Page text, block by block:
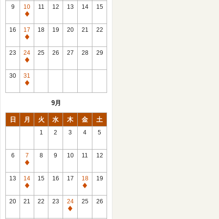
館
日
9
10
休
館
日
11 12 13 14 15
16
17
休
館
日
18 19 20 21 22
23
24
休
館
日
25 26 27 28 29
30
31
休
9月
日 月 火 水 木 金 土
1 2 3 4 5
6
7
休
館
日
8 9 10 11 12
13
14
休
館
15 16 17
18
休
館
19
20 21 22 23
24
休
25 26